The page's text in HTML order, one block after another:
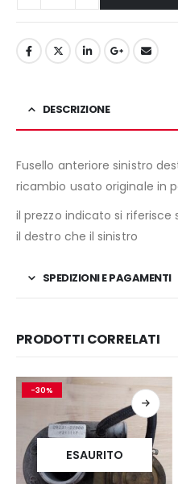
DESCRIZIONE
Fusello anteriore sinistro
ricambio usato originale in
il prezzo indicato si riferisce
il destro che il sinistro
SPEDIZIONI E PAGAMENTI
PRODOTTI CORRELATI
-30%
ESAURITO